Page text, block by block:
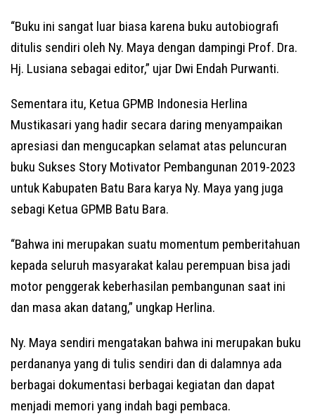
“Buku ini sangat luar biasa karena buku autobiografi
ditulis sendiri oleh Ny. Maya dengan dampingi Prof. Dra.
Hj. Lusiana sebagai editor,” ujar Dwi Endah Purwanti.
Sementara itu, Ketua GPMB Indonesia Herlina
Mustikasari yang hadir secara daring menyampaikan
apresiasi dan mengucapkan selamat atas peluncuran
buku Sukses Story Motivator Pembangunan 2019-2023
untuk Kabupaten Batu Bara karya Ny. Maya yang juga
sebagi Ketua GPMB Batu Bara.
“Bahwa ini merupakan suatu momentum pemberitahuan
kepada seluruh masyarakat kalau perempuan bisa jadi
motor penggerak keberhasilan pembangunan saat ini
dan masa akan datang,” ungkap Herlina.
Ny. Maya sendiri mengatakan bahwa ini merupakan buku
perdananya yang di tulis sendiri dan di dalamnya ada
berbagai dokumentasi berbagai kegiatan dan dapat
menjadi memori yang indah bagi pembaca.